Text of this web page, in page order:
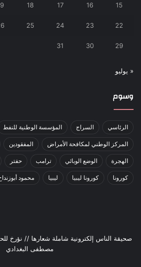
15
16
17
18
22
23
24
25
29
30
31
« يوليو
وسوم
الرئاسي السراج المؤسسة الوطنية للنفط
المركز الوطني لمكافحة الأمراض المفقودين
الهجرة الوضع الوبائي ترامب حفتر
كورونا كورونا ليبيا ليبيا محمود
صحيقة الناس إلكترونية شاملة شعارها // نؤرخ
مصطفى البغدادي